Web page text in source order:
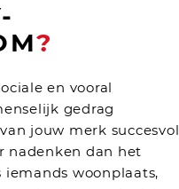
?
en vooral
gedrag
jouw merk succesvol
nadenken dan het
woonplaats,